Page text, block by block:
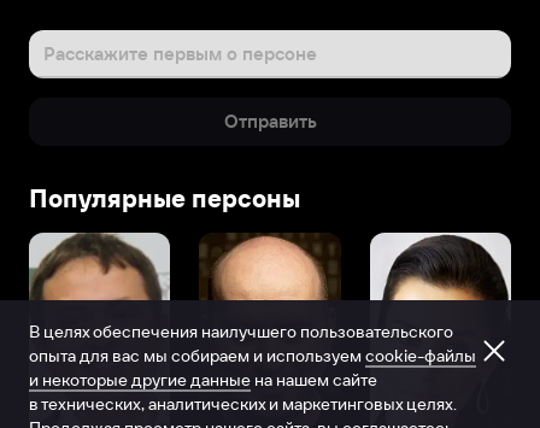
Расскажите первым о персоне
Отправить
Популярные персоны
В целях обеспечения наилучшего пользовательского
опыта для вас мы собираем и используем cookie-файлы
и некоторые другие данные на нашем сайте
в технических, аналитических и маркетинговых целях.